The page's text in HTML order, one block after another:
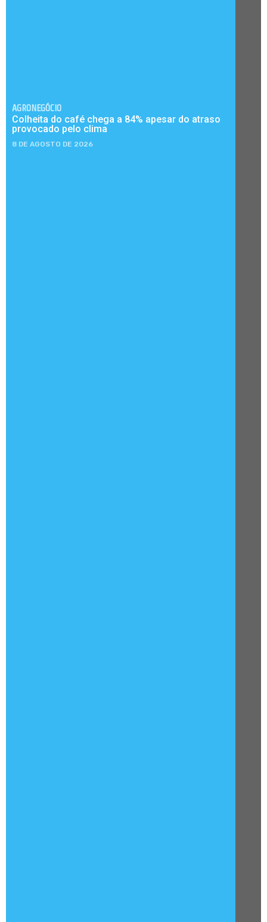
AGRONEGÓCIO
Colheita do café chega a 84% apesar do atraso
provocado pelo clima
8 DE AGOSTO DE 2026